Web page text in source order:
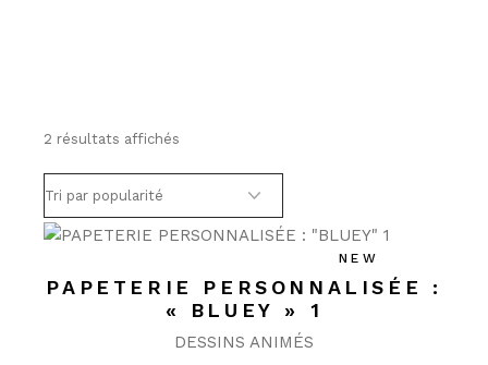
2 résultats affichés
NEW
PAPETERIE PERSONNALISÉE :
« BLUEY » 1
DESSINS ANIMÉS